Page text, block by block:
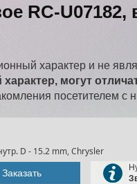
RC-U07182,
характер и не
могут
посетителем с
D - 15.2 mm, Chrysler
Заказать